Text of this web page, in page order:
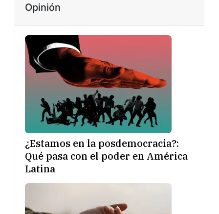
Opinión
¿Estamos en la posdemocracia?:
Qué pasa con el poder en América
Latina